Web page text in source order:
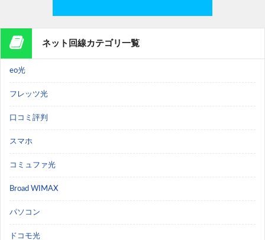
ネット回線カテゴリ一覧
eo光
フレッツ光
口コミ評判
スマホ
コミュファ光
Broad WIMAX
パソコン
ドコモ光